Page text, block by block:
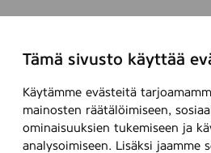
Tämä sivusto käyttää
Käytämme evästeitä
mainosten räätälöimiseen,
ominaisuuksien tukemiseen ja
analysoimiseen. Lisäksi jaamme